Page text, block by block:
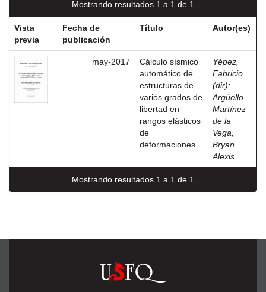
Mostrando resultados 1 a 1 de 1
Vista
previa
Fecha de
publicación
Título Autor(es)
may-2017
Cálculo sísmico
automático de
estructuras de
varios grados de
libertad en
rangos elásticos
de
deformaciones
Yépez,
Fabricio
(dir);
Argüello
Martínez
de la
Vega,
Bryan
Alexis
Mostrando resultados 1 a 1 de 1